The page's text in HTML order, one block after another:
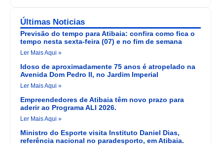
Últimas Noticias
Previsão do tempo para Atibaia: confira como fica o
tempo nesta sexta-feira (07) e no fim de semana
Ler Mais Aqui »
Idoso de aproximadamente 75 anos é atropelado na
Avenida Dom Pedro II, no Jardim Imperial
Ler Mais Aqui »
Empreendedores de Atibaia têm novo prazo para
aderir ao Programa ALI 2026.
Ler Mais Aqui »
Ministro do Esporte visita Instituto Daniel Dias,
referência nacional no paradesporto, em Atibaia.